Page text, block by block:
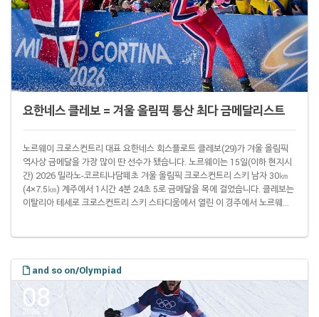
요한네스 클레보 = 겨울 올림픽 통산 최다 금메달리스트
노르웨이 크로스컨트리 대표 요한네스 회스플로트 클레보(29)가 겨울 올림픽
역사상 금메달을 가장 많이 딴 선수가 됐습니다. 노르웨이는 15일(이하 현지시
간) 2026 밀라노-코르티나담페초 겨울 올림픽 크로스컨트리 스키 남자 30㎞
(4×7.5㎞) 계주에서 1시간 4분 24초 5로 금메달을 목에 걸었습니다. 클레보는
이탈리아 테세로 크로스컨트리 스키 스타디움에서 열린 이 경주에서 노르웨이
회(3개)와 2022 베이징 대회(2개)를 합쳐 올림픽 금메달을 총 9개 차지하게 됐
습니다..
and so on/Olympiad
08
2026. 2.